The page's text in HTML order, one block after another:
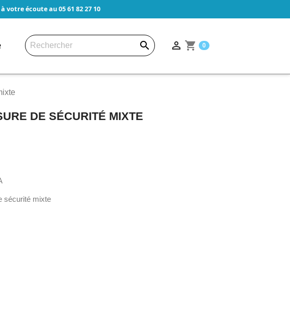
votre écoute au 05 61 82 27 10
  shopping_cart 0
DE SÉCURITÉ MIXTE
sécurité mixte